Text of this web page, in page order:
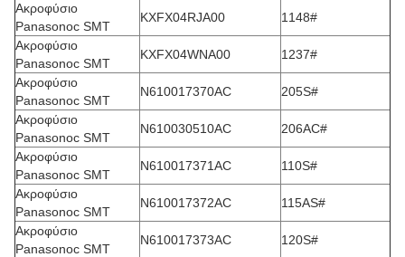
Ακροφύσιο
Panasonoc SMT
KXFX04RJA00
1148#
Ακροφύσιο
Panasonoc SMT
KXFX04WNA00
1237#
Ακροφύσιο
Panasonoc SMT
N610017370AC
205S#
Ακροφύσιο
Panasonoc SMT
N610030510AC
206AC#
Ακροφύσιο
Panasonoc SMT
N610017371AC
110S#
Ακροφύσιο
Panasonoc SMT
N610017372AC
115AS#
Ακροφύσιο
Panasonoc SMT
N610017373AC
120S#